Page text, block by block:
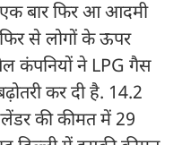
बार फिर आ आदमी
से लोगों के ऊपर
कंपनियों ने LPG गैस
कर दी है. 14.2
की कीमत में 29